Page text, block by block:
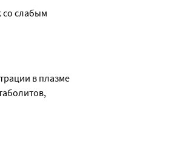
снижает
слабым
в плазме